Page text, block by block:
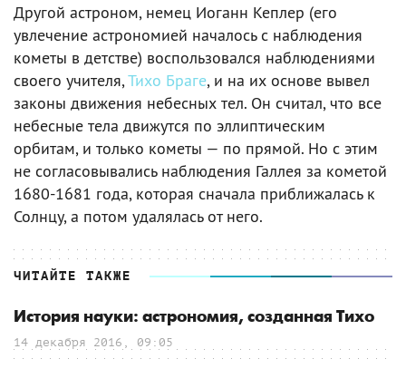
Другой астроном, немец Иоганн Кеплер (его
увлечение астрономией началось с наблюдения
кометы в детстве) воспользовался наблюдениями
своего учителя,Тихо Браге, и на их основе вывел
законы движения небесных тел. Он считал, что все
небесные тела движутся по эллиптическим
орбитам, и только кометы — по прямой. Но с этим
не согласовывались наблюдения Галлея за кометой
1680-1681 года, которая сначала приближалась к
Солнцу, а потом удалялась от него.
ЧИТАЙТЕ ТАКЖЕ
История науки: астрономия, созданная Тихо
14 декабря 2016, 09:05